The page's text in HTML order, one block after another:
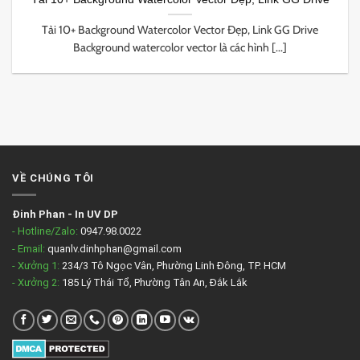
Tải 10+ Background Watercolor Vector Đẹp, Link GG Drive
Background watercolor vector là các hình [...]
VỀ CHÚNG TÔI
Đinh Phan - In UV DP
- Hotline/Zalo: 0947.98.0022
- Email: quanlv.dinhphan@gmail.com
- Xưởng 1: 234/3 Tô Ngọc Vân, Phường Linh Đông, TP. HCM
- Xưởng 2: 185 Lý Thái Tổ, Phường Tân An, Đắk Lắk